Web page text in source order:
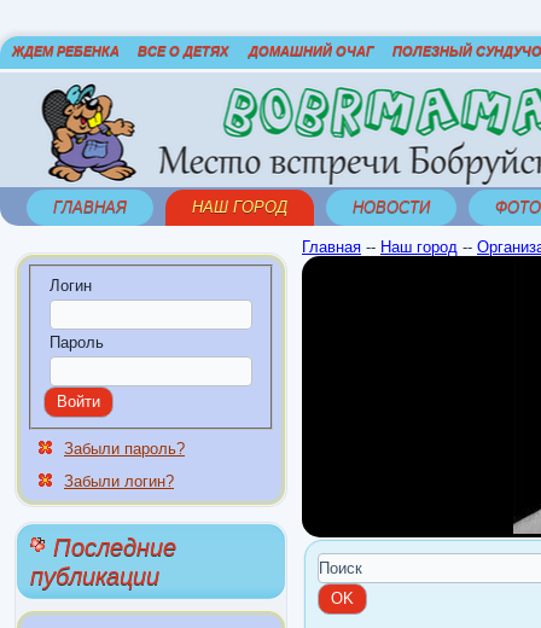
ЖДЕМ РЕБЕНКА ВСЕ О ДЕТЯХ ДОМАШНИЙ ОЧАГ ПОЛЕЗНЫЙ
ГЛАВНАЯ НАШ ГОРОД НОВОСТИ
Логин
Пароль
Забыли пароль?
Забыли логин?
Последние
публикации
Главная -- Наш город --